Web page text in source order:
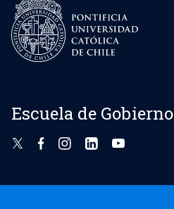
Escuela de Gobierno